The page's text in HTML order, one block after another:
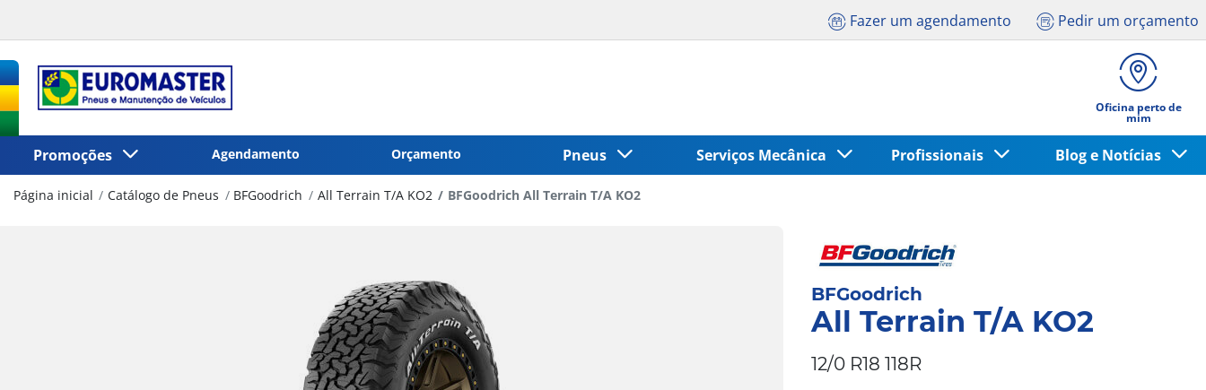
Fazer um agendamento Pedir um orçamento
Oficina perto de
mim
Promoções Agendamento Orçamento Pneus Serviços Mecânica Profissionais Blog e Notícias
Página inicial Catálogo de Pneus BFGoodrich All Terrain T/A KO2 BFGoodrich All Terrain T/A KO2
BFGoodrich
All Terrain T/A KO2
12/0 R18 118R